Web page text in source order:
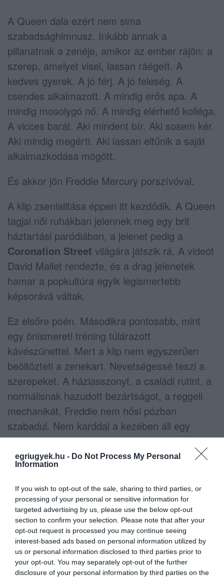
egriugyek.hu - Do Not Process My Personal
Information
If you wish to opt-out of the sale, sharing to third parties, or
processing of your personal or sensitive information for
targeted advertising by us, please use the below opt-out
section to confirm your selection. Please note that after your
opt-out request is processed you may continue seeing
interest-based ads based on personal information utilized by
us or personal information disclosed to third parties prior to
your opt-out. You may separately opt-out of the further
disclosure of your personal information by third parties on the
A Queen dala ezért nem sima
szabadsághimnusz. Inkább annak a
pillanatnak a zenéje, amikor az ember rájön: a
szerep, amelyet visel, lassan ráégett. A
kedves gyerek. A jó férj. A jó feleség. A
csendes alkalmazott. A mindig erős apa. A
mindig mosolygó nő. A mindig elérhető kolléga.
A vicces barát. Aki mindent bír. Aki sosem kér.
Aki mindig megérti. Aki lassan eltűnik a saját
alkalmazkodása mögött.
És akkor jön Freddie Mercury porszívóval.
A klip zsenialitása éppen itt kezdődik. A Queen
tagjai női ruhákban jelennek meg egy brit
háztartási paródiában, a jelenet pedig a
Coronation Street világára játszik rá. A videót
David Mallet rendezte, és a drag jelenetek
hamar a popkultúra egyik legismertebb
képsorává váltak.
Ez elsőre poén. Másodikra pontosabb, mint
egy önismereti tréning túlárazott
kávészünettel. Mert a klip nem egyszerűen
beöltözteti a zenekart. Nevetségessé teszi a
szerepeket. A háziasszonyt, a családi rutint, a
normálisnak hazudott bezártságot, a reggeli
mechanikát. Freddie nem hősi pózban
szabadul. Nem karddal a kezében áll egy
sziklán. Porszívózik, bajusszal, parókával,
szoknyában. A szabadság néha így kezdődik:
röhögni mersz azon, amiről tegnap még azt
hitted, szent szabály.
Várlak a verses oldalamon)
"Egy érzés visszahúz, hej, Nem tudom feledni,
azt, amit te tudsz, De bátorság kell, Kezem a
kilincsen: